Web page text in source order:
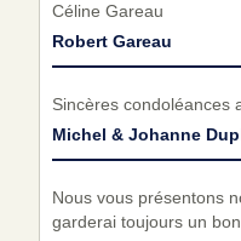
Céline Gareau
Robert Gareau
Sincères condoléances
Michel & Johanne
Nous vous présentons
garderai toujours un